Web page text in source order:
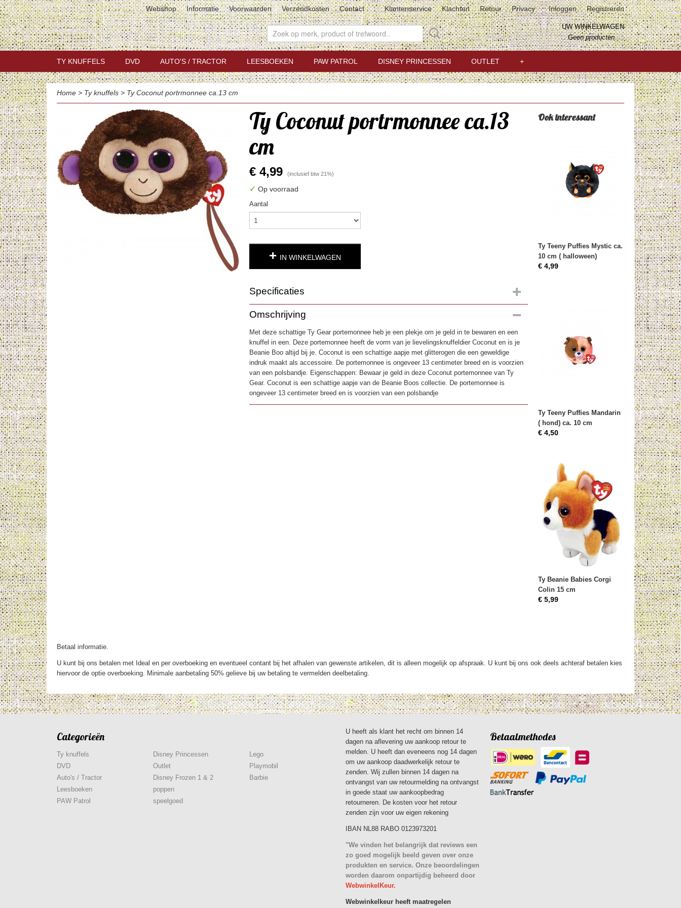
Webshop Informatie Voorwaarden Verzendkosten Contact Klantenservice Klachten Retour Privacy Inloggen Registreren
UW WINKELWAGEN
Geen producten(0)
TY KNUFFELS DVD AUTO'S / TRACTOR LEESBOEKEN PAW PATROL DISNEY PRINCESSEN OUTLET +
Home > Ty knuffels > Ty Coconut portrmonnee ca.13 cm
Ty Coconut portrmonnee ca.13
cm
€ 4,99 (inclusief btw 21%)
✓ Op voorraad
Aantal
IN WINKELWAGEN
Specificaties
Productcode
EAN code
Omschrijving
Met deze schattige Ty Gear portemonnee heb je een plekje om je geld in te bewaren en een
knuffel in een. Deze portemonnee heeft de vorm van je lievelingsknuffeldier Coconut en is je
Beanie Boo altijd bij je. Coconut is een schattige aapje met glitterogen die een geweldige
indruk maakt als accessoire. De portemonnee is ongeveer 13 centimeter breed en is voorzien
van een polsbandje. Eigenschappen: Bewaar je geld in deze Coconut portemonnee van Ty
Gear. Coconut is een schattige aapje van de Beanie Boos collectie. De portemonnee is
ongeveer 13 centimeter breed en is voorzien van een polsbandje
Ook interessant
Ty Teeny Puffies Mystic ca.
10 cm ( halloween)
€ 4,99
Ty Teeny Puffies Mandarin
( hond) ca. 10 cm
€ 4,50
Ty Beanie Babies Corgi
Colin 15 cm
€ 5,99
Betaal informatie.
U kunt bij ons betalen met Ideal en per overboeking en eventueel contant bij het afhalen van gewenste artikelen, dit is alleen mogelijk op afspraak. U kunt bij ons ook deels achteraf betalen kies
hiervoor de optie overboeking. Minimale aanbetaling 50% gelieve bij uw betaling te vermelden deelbetaling.
Categorieën
Ty knuffels
DVD
Auto's / Tractor
Leesboeken
PAW Patrol
Disney Princessen
Outlet
Disney Frozen 1 & 2
poppen
speelgoed
Lego
Playmobil
Barbie
U heeft als klant het recht om binnen 14
dagen na aflevering uw aankoop retour te
melden. U heeft dan eveneens nog 14 dagen
om uw aankoop daadwerkelijk retour te
zenden. Wij zullen binnen 14 dagen na
ontvangst van uw retourmelding na ontvangst
in goede staat uw aankoopbedrag
retourneren. De kosten voor het retour
zenden zijn voor uw eigen rekening
IBAN NL88 RABO 0123973201
"We vinden het belangrijk dat reviews een
zo goed mogelijk beeld geven over onze
produkten en service. Onze beoordelingen
worden daarom onpartijdig beheerd door
WebwinkelKeur.
Webwinkelkeur heeft maatregelen
Betaalmethodes